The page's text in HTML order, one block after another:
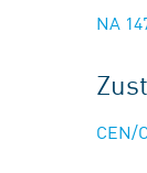
NA
CEN/